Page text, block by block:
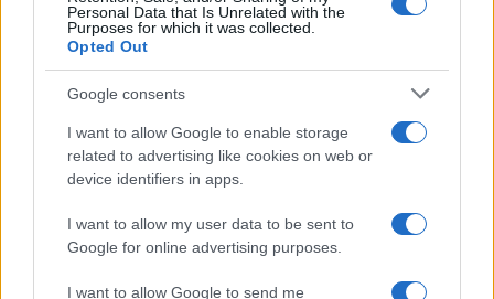
Personal Data that Is Unrelated with the
Purposes for which it was collected.
Opted Out
Google consents
I want to allow Google to enable storage
related to advertising like cookies on web or
device identifiers in apps.
I want to allow my user data to be sent to
Google for online advertising purposes.
I want to allow Google to send me